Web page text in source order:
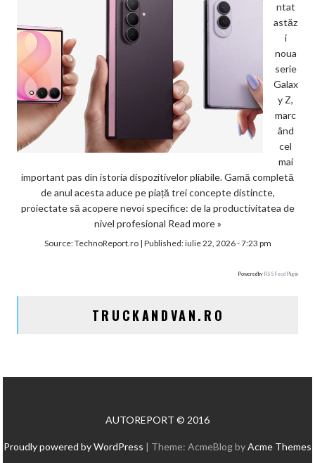
ntat
astăz
i
noua
serie
Galax
y Z,
marc
ând
cel
mai
important pas din istoria dispozitivelor pliabile. Gamă completă
de anul acesta aduce pe piață trei concepte distincte,
proiectate să acopere nevoi specifice: de la productivitatea de
nivel profesional Read more »
Source:TechnoReport.ro| Published:iulie 22, 2026 - 7:23 pm
Powered by RSS Feed Plugin
TRUCKANDVAN.RO
AUTOREPORT © 2016
Proudly powered by WordPress | Theme: AcmeBlog byAcme Themes